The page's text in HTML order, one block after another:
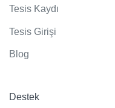
Tesis Kaydı
Tesis Girişi
Blog
Destek